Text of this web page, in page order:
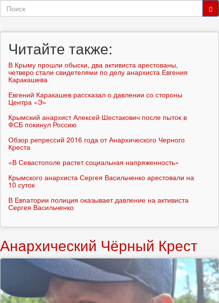
Форма
Читайте также:
В Крыму прошли обыски, два активиста арестованы,
четверо стали свидетелями по делу анархиста Евгения
Каракашева
Евгений Каракашев рассказал о давлении со стороны
Центра «Э»
Крымский анархист Алексей Шестакович после пыток в
ФСБ покинул Россию
Обзор репрессий 2016 года от Анархического Черного
Креста
«В Севастополе растет социальная напряженность»
Крымского анархиста Сергея Васильченко арестовали на
10 суток
В Евпатории полиция оказывает давление на активиста
Сергея Васильченко
Анархический Чёрный Крест